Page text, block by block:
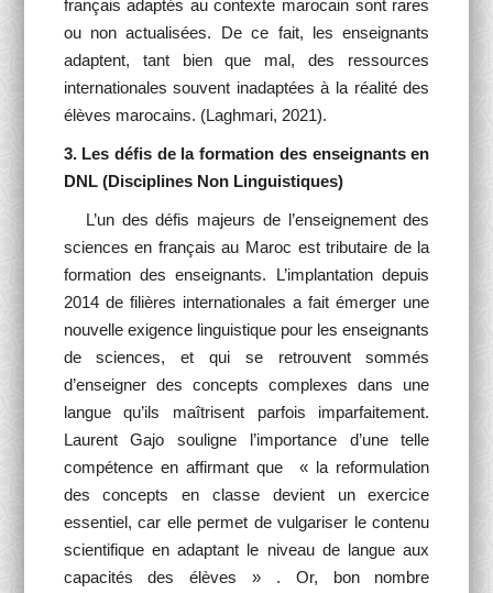
français adaptés au contexte marocain sont rares
ou non actualisées. De ce fait, les enseignants
adaptent, tant bien que mal, des ressources
internationales souvent inadaptées à la réalité des
élèves marocains. (Laghmari, 2021).
3. Les défis de la formation des enseignants en
DNL (Disciplines Non Linguistiques)
L’un des défis majeurs de l’enseignement des
sciences en français au Maroc est tributaire de la
formation des enseignants. L’implantation depuis
2014 de filières internationales a fait émerger une
nouvelle exigence linguistique pour les enseignants
de sciences, et qui se retrouvent sommés
d’enseigner des concepts complexes dans une
langue qu’ils maîtrisent parfois imparfaitement.
Laurent Gajo souligne l’importance d’une telle
compétence en affirmant que « la reformulation
des concepts en classe devient un exercice
essentiel, car elle permet de vulgariser le contenu
scientifique en adaptant le niveau de langue aux
capacités des élèves » . Or, bon nombre